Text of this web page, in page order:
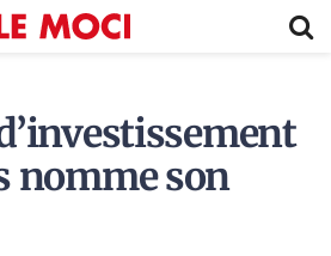
nomme son